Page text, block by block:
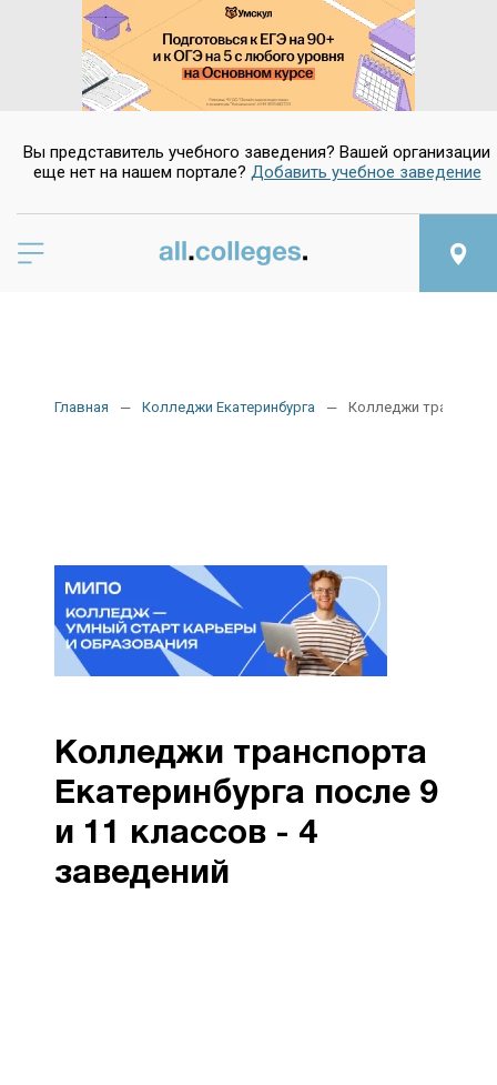
Вы представитель учебного заведения? Вашей организации
еще нет на нашем портале? Добавить учебное заведение
Главная Колледжи Екатеринбурга Колледжи
Колледжи транспорта
Екатеринбурга после 9
и 11 классов - 4
заведений